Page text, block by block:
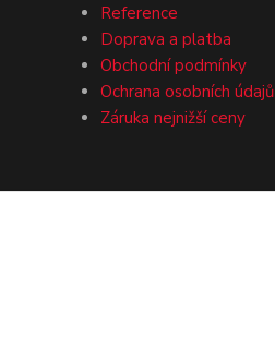
Reference
Doprava a platba
Obchodní podmínky
Ochrana osobních údajů
Záruka nejnižší ceny